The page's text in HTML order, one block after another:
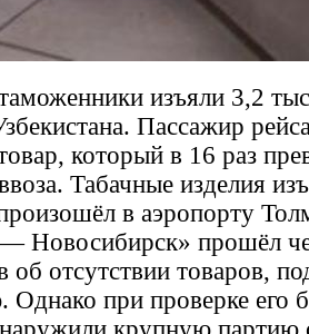
изъяли 3,2
Пассажир
который в 16 раз
Табачные изделия
в аэропорту
Новосибирск» прошёл
об отсутствии товаров,
Однако при проверке его